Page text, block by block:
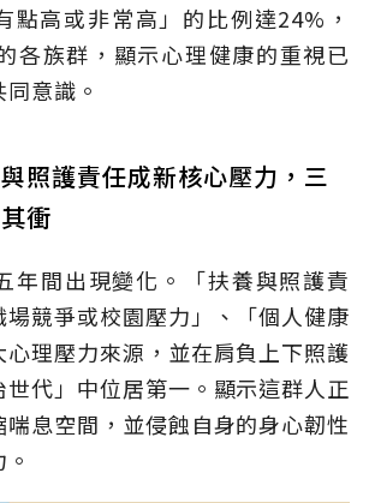
點高或非常高」的比例達24%，
各族群，顯示心理健康的重視已
意識。
照護責任成新核心壓力，三
衝
年間出現變化。「扶養與照護責
競爭或校園壓力」、「個人健康
理壓力來源，並在肩負上下照護
代」中位居第一。顯示這群人正
息空間，並侵蝕自身的身心韌性